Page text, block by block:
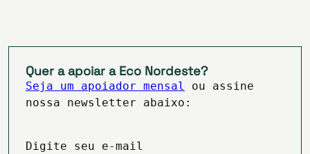
Quer a apoiar a Eco Nordeste?
Seja um apoiador mensal
ou assine
nossa newsletter abaixo:
Digite seu e-mail